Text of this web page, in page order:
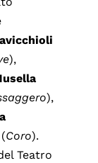
),
),
(Coro).
Teatro